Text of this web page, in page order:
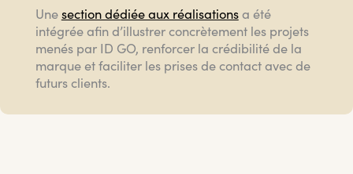
Unesection dédiée aux réalisationsa été
intégrée afin d’illustrer concrètement les projets
menés par ID GO, renforcer la crédibilité de la
marque et faciliter les prises de contact avec de
futurs clients.